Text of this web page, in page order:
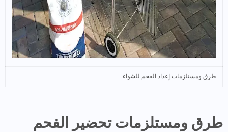
طرق ومستلزمات إعداد الفحم للشواء
طرق ومستلزمات تحضير الفحم